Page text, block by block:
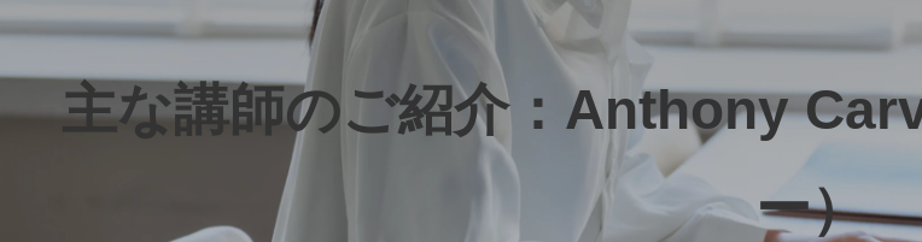
主な講師のご紹介：Anthony
ー）